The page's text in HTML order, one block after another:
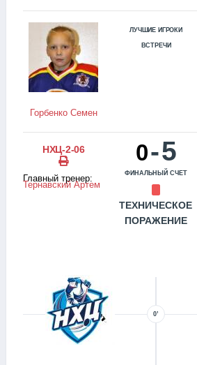
Горбенко Семен
ЛУЧШИЕ ИГРОКИ
ВСТРЕЧИ
НХЦ-2-06
Главный тренер:
Тернавский Артем
0-5
ФИНАЛЬНЫЙ СЧЕТ
ТЕХНИЧЕСКОЕ
ПОРАЖЕНИЕ
0’